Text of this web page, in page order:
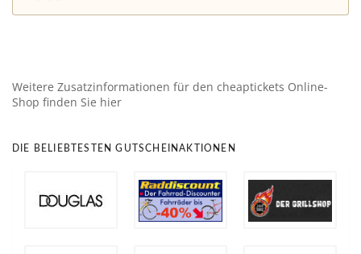
Weitere Zusatzinformationen für den cheaptickets Online-
Shop finden Sie hier
DIE BELIEBTESTEN GUTSCHEINAKTIONEN